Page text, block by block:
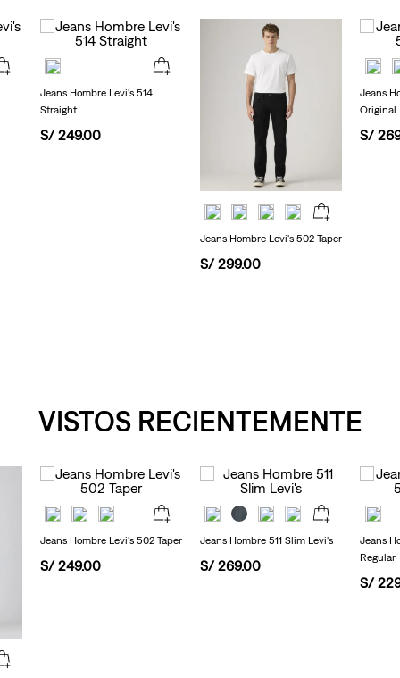
Read
Reviews.
Enlace
la
misma
página.
Jeans Hombre Levi's 514
Straight
S/ 249.00
Jeans Hombre Levi's 502 Taper
S/ 299.00
Jeans
Original
S/
VISTOS RECIENTEMENTE
Jeans Hombre Levi's 502 Taper
S/ 249.00
Jeans Hombre 511 Slim Levi's
S/ 269.00
Jeans
Regular
S/